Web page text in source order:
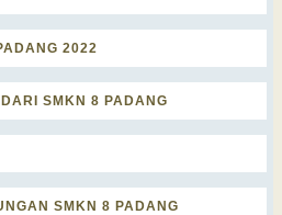
2022
SMKN 8 PADANG
SMKN 8 PADANG